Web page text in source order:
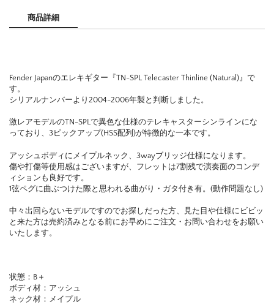
商品詳細
Fender Japanのエレキギター『TN-SPL Telecaster Thinline (Natural)』で
す。
シリアルナンバーより2004-2006年製と判断しました。
激レアモデルのTN-SPLで異色な仕様のテレキャスターシンラインにな
っており、3ピックアップ(HSS配列)が特徴的な一本です。
アッシュボディにメイプルネック、3wayブリッジ仕様になります。
傷や打傷等使用感はございますが、フレットは7割残で演奏面のコンデ
ィションも良好です。
1弦ペグに曲ぶつけた際と思われる曲がり・ガタ付き有。(動作問題なし)
中々出回らないモデルですのでお探しだった方、見た目や仕様にビビッ
と来た方は売約済みとなる前にお早めにご注文・お問い合わせをお願い
いたします。
状態：B＋
ボディ材：アッシュ
ネック材：メイプル